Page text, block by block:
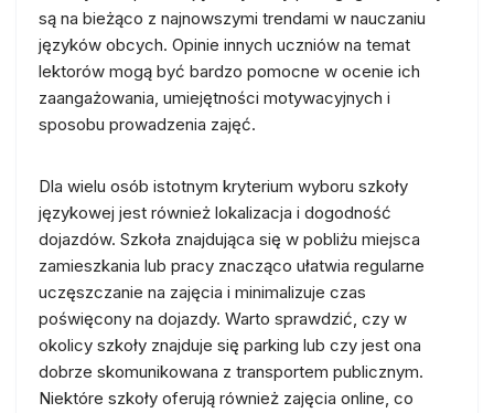
są na bieżąco z najnowszymi trendami w nauczaniu
języków obcych. Opinie innych uczniów na temat
lektorów mogą być bardzo pomocne w ocenie ich
zaangażowania, umiejętności motywacyjnych i
sposobu prowadzenia zajęć.
Dla wielu osób istotnym kryterium wyboru szkoły
językowej jest również lokalizacja i dogodność
dojazdów. Szkoła znajdująca się w pobliżu miejsca
zamieszkania lub pracy znacząco ułatwia regularne
uczęszczanie na zajęcia i minimalizuje czas
poświęcony na dojazdy. Warto sprawdzić, czy w
okolicy szkoły znajduje się parking lub czy jest ona
dobrze skomunikowana z transportem publicznym.
Niektóre szkoły oferują również zajęcia online, co